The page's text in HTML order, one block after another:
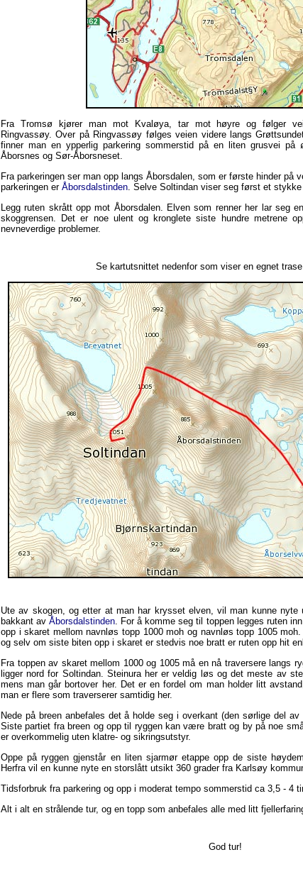
Fra Tromsø kjører man mot Kvaløya, tar mot høyre og følger
Ringvassøy. Over på Ringvassøy følges veien videre langs
finner man en ypperlig parkering sommerstid på en liten grusvei på
Åborsnes og Sør-Åborsneset.
Fra parkeringen ser man opp langs Åborsdalen, som er første hinder på
parkeringen er Åborsdalstinden. Selve Soltindan viser seg først et
Legg ruten skrått opp mot Åborsdalen. Elven som renner her lar seg
skoggrensen. Det er noe ulent og kronglete siste hundre metrene
nevneverdige problemer.
Se kartutsnittet nedenfor som viser en egnet
Ute av skogen, og etter at man har krysset elven, vil man kunne nyte
bakkant avÅborsdalstinden. For å komme seg til toppen legges ruten
opp i skaret mellom navnløs topp 1000 moh og navnløs topp 1005
og selv om siste biten opp i skaret er stedvis noe bratt er ruten opp hit
Fra toppen av skaret mellom 1000 og 1005 må en nå traversere langs
ligger nord for Soltindan. Steinura her er veldig løs og det meste av
mens man går bortover her. Det er en fordel om man holder litt
man er flere som traverserer samtidig her.
Nede på breen anbefales det å holde seg i overkant (den sørlige del
Siste partiet fra breen og opp til ryggen kan være bratt og by på noe
er overkommelig uten klatre- og sikringsutstyr.
Oppe på ryggen gjenstår en liten sjarmør etappe opp de siste
Herfra vil en kunne nyte en storslått utsikt 360 grader fra Karlsøy
Tidsforbruk fra parkering og opp i moderat tempo sommerstid ca 3,5 - 4
Alt i alt en strålende tur, og en topp som anbefales alle med litt
God tur!